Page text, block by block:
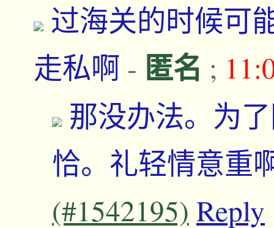
过海关的时候可
走私啊 - 匿名 ;
那没办法。为
恰。礼轻情意重
(#1542195) Reply